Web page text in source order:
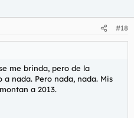
#18
me brinda, pero de la
nada. Pero nada, nada. Mis
a 2013.